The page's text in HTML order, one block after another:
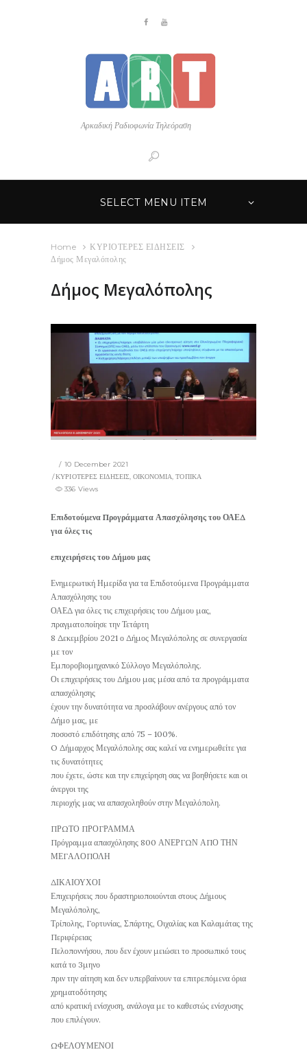
Αρκαδική Ραδιοφωνία Τηλεόραση
SELECT MENU ITEM
Home
ΚΥΡΙΟΤΕΡΕΣ ΕΙΔΗΣΕΙΣ
Δήμος Μεγαλόπολης
Δήμος Μεγαλόπολης
10 December 2021
ΚΥΡΙΟΤΕΡΕΣ ΕΙΔΗΣΕΙΣ,ΟΙΚΟΝΟΜΙΑ,ΤΟΠΙΚΑ
336 Views
Επιδοτούμενα Προγράμματα Απασχόλησης του ΟΑΕΔ
για όλες τις
επιχειρήσεις του Δήμου μας
Ενημερωτική Ημερίδα για τα Επιδοτούμενα Προγράμματα
Απασχόλησης του
ΟΑΕΔ για όλες τις επιχειρήσεις του Δήμου μας,
πραγματοποίησε την Τετάρτη
8 Δεκεμβρίου 2021 ο Δήμος Μεγαλόπολης σε συνεργασία
με τον
Εμποροβιομηχανικό Σύλλογο Μεγαλόπολης.
Οι επιχειρήσεις του Δήμου μας μέσα από τα προγράμματα
απασχόλησης
έχουν την δυνατότητα να προσλάβουν ανέργους από τον
Δήμο μας, με
ποσοστό επιδότησης από 75 – 100%.
O Δήμαρχος Μεγαλόπολης σας καλεί να ενημερωθείτε για
τις δυνατότητες
που έχετε, ώστε και την επιχείρηση σας να βοηθήσετε και οι
άνεργοι της
περιοχής μας να απασχοληθούν στην Μεγαλόπολη.
ΠΡΩΤΟ ΠΡΟΓΡΑΜΜΑ
Πρόγραμμα απασχόλησης 800 ΑΝΕΡΓΩΝ ΑΠΟ ΤΗΝ
ΜΕΓΑΛΟΠΟΛΗ
ΔΙΚΑΙΟΥΧΟΙ
Επιχειρήσεις που δραστηριοποιούνται στους Δήμους
Μεγαλόπολης,
Τρίπολης, Γορτυνίας, Σπάρτης, Οιχαλίας και Καλαμάτας της
Περιφέρειας
Πελοποννήσου, που δεν έχουν μειώσει το προσωπικό τους
κατά το 3μηνο
πριν την αίτηση και δεν υπερβαίνουν τα επιτρεπόμενα όρια
χρηματοδότησης
από κρατική ενίσχυση, ανάλογα με το καθεστώς ενίσχυσης
που επιλέγουν.
ΩΦΕΛΟΥΜΕΝΟΙ